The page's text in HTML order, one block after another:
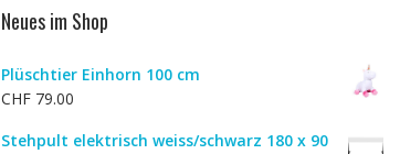
Neues im Shop
Plüschtier Einhorn 100 cm
CHF79.00
Stehpult elektrisch weiss/schwarz 180 x 90